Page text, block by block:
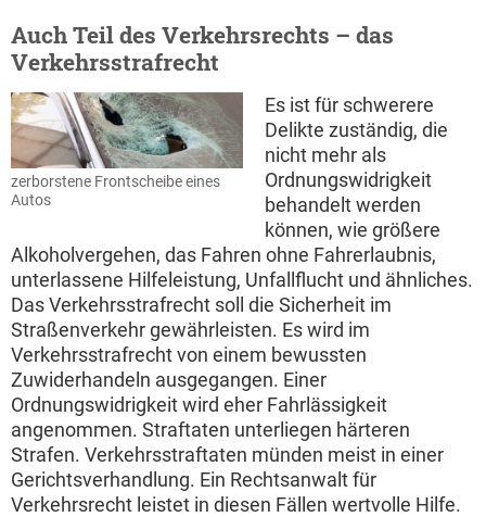
Auch Teil des Verkehrsrechts – das
Verkehrsstrafrecht
zerborstene Frontscheibe eines
Autos
Es ist für schwerere
Delikte zuständig, die
nicht mehr als
Ordnungswidrigkeit
behandelt werden
können, wie größere
Alkoholvergehen, das Fahren ohne Fahrerlaubnis,
unterlassene Hilfeleistung, Unfallflucht und ähnliches.
Das Verkehrsstrafrecht soll die Sicherheit im
Straßenverkehr gewährleisten. Es wird im
Verkehrsstrafrecht von einem bewussten
Zuwiderhandeln ausgegangen. Einer
Ordnungswidrigkeit wird eher Fahrlässigkeit
angenommen. Straftaten unterliegen härteren
Strafen. Verkehrsstraftaten münden meist in einer
Gerichtsverhandlung. Ein Rechtsanwalt für
Verkehrsrecht leistet in diesen Fällen wertvolle Hilfe.